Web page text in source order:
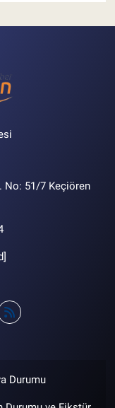
No: 51/7 Keçiören
Durumu